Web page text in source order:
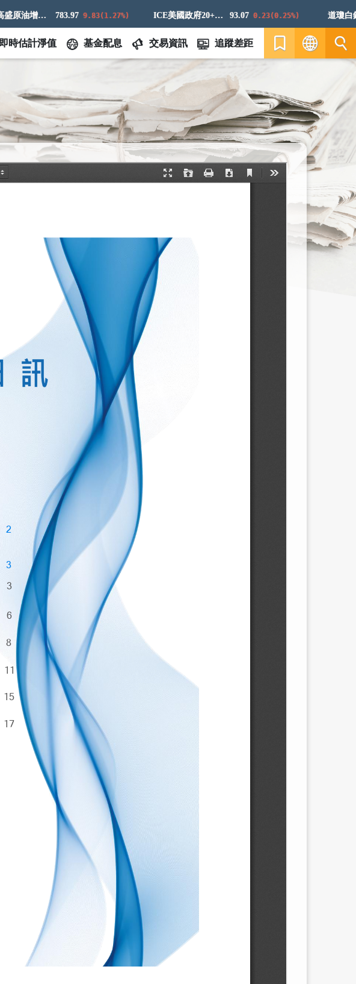
標普高盛原油增強超額回報指數 783.97 9.83(1.27%) ICE美國政府20+年期債券指數 93.07 0.23(0.25%) 道瓊白銀
即時估計淨值 基金配息 交易資訊 追蹤差距
EN